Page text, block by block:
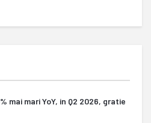
mai mari YoY, in Q2 2026, gratie